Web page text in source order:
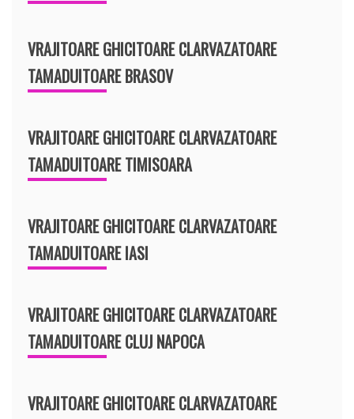
VRAJITOARE GHICITOARE CLARVAZATOARE
TAMADUITOARE BRASOV
VRAJITOARE GHICITOARE CLARVAZATOARE
TAMADUITOARE TIMISOARA
VRAJITOARE GHICITOARE CLARVAZATOARE
TAMADUITOARE IASI
VRAJITOARE GHICITOARE CLARVAZATOARE
TAMADUITOARE CLUJ NAPOCA
VRAJITOARE GHICITOARE CLARVAZATOARE